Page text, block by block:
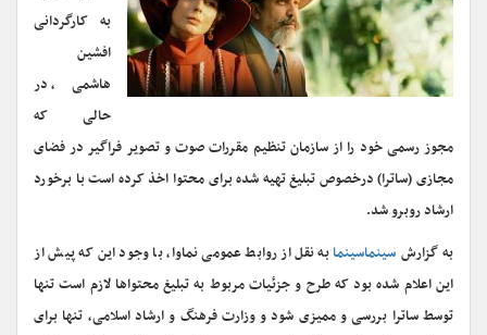
به کارگردانی
افشین
هاشمی، در
حالی که
مجوز رسمی خود را از سازمان تنظیم مقررات صوت و تصویر فراگیر در فضای
مجازی (ساترا) درخصوص تبلیغ تهیه شده برای محتوا اخذ کرده است با برخورد
ارشاد روبرو شد.
به گزارش سینماسینمابه نقل از روابط عمومی نماوا، با وجود این‌ که پیش از
این اعلام شده بود که طرح و جزئیات مربوط به تبلیغ محتواها لازم است تنها
توسط ساترا بررسی و ممیزی شود و وزارت فرهنگ و ارشاد اسلامی، تنها برای